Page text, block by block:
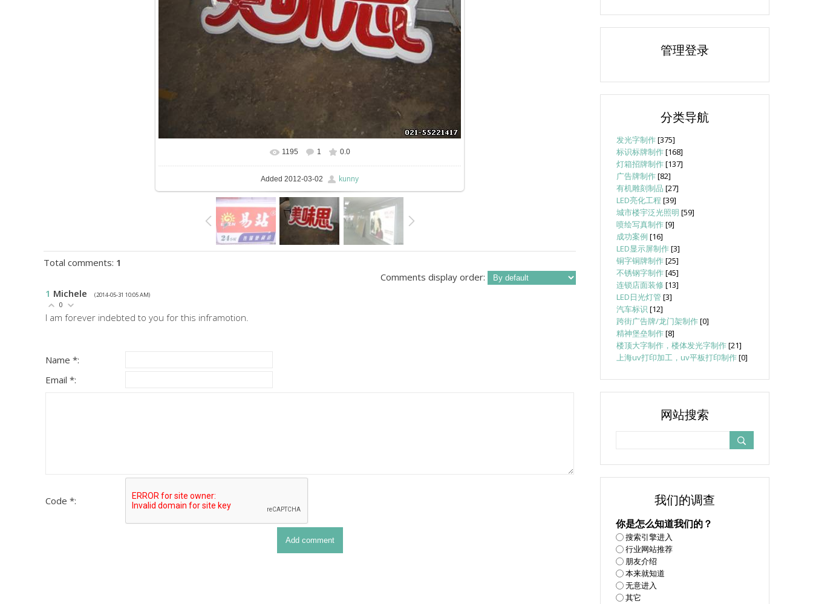
1195 1 0.0
Added 2012-03-02 kunny
Total comments: 1
Comments display order:
1 Michele (2014-05-31 10:05 AM)
0
I am forever indebted to you for this inframotion.
Name *:
Email *:
Code *:
管理登录
分类导航
发光字制作[375]
标识标牌制作[168]
灯箱招牌制作[137]
广告牌制作[82]
有机雕刻制品 [27]
LED亮化工程 [39]
城市楼宇泛光照明 [59]
喷绘写真制作[9]
成功案例 [16]
LED显示屏制作[3]
铜字铜牌制作[25]
不锈钢字制作[45]
连锁店面装修 [13]
LED日光灯管[3]
汽车标识 [12]
跨街广告牌/龙门架制作[0]
精神堡垒制作[8]
楼顶大字制作，楼体发光字制作[21]
上海uv打印加工，uv平板打印制作[0]
网站搜索
我们的调查
你是怎么知道我们的？
搜索引擎进入
行业网站推荐
朋友介绍
本来就知道
无意进入
其它